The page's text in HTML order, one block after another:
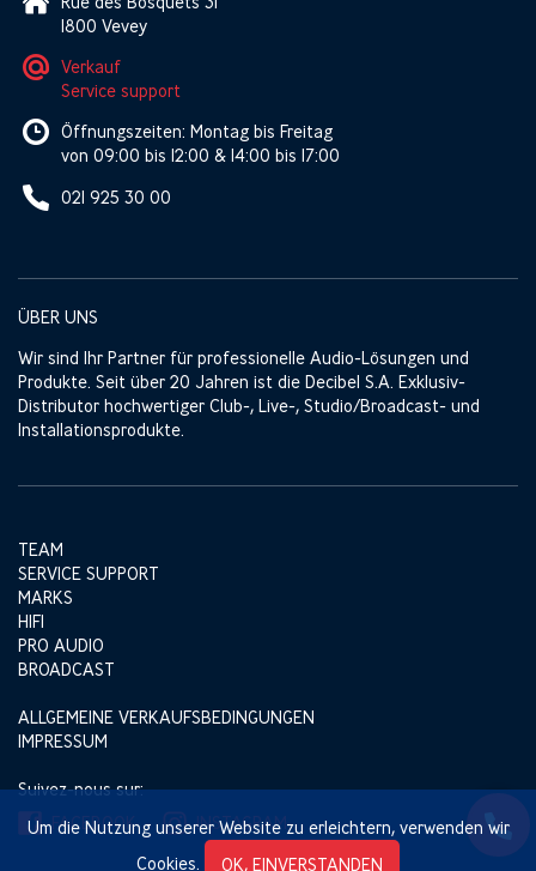
Um die Nutzung unserer Website zu erleichtern, verwenden wir
Cookies.
OK, EINVERSTANDEN
1800 Vevey
Verkauf
Service support
Öffnungszeiten: Montag bis Freitag
von 09:00 bis 12:00 & 14:00 bis 17:00
021 925 30 00
ÜBER UNS
Wir sind Ihr Partner für professionelle Audio-Lösungen und
Produkte. Seit über 20 Jahren ist die Decibel S.A. Exklusiv-
Distributor hochwertiger Club-, Live-, Studio/Broadcast- und
Installationsprodukte.
TEAM
SERVICE SUPPORT
MARKS
HIFI
PRO AUDIO
BROADCAST
ALLGEMEINE VERKAUFSBEDINGUNGEN
IMPRESSUM
Suivez-nous sur:
FACEBOOK
INSTAGRAM